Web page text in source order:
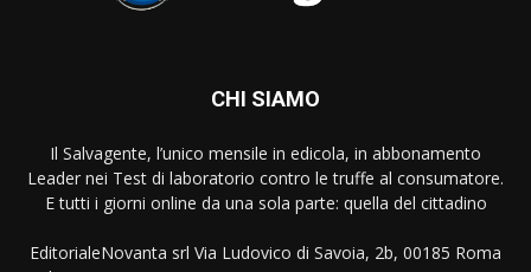
CHI SIAMO
Il Salvagente, l’unico mensile in edicola, in abbonamento
Leader nei Test di laboratorio contro le truffe al consumatore.
E tutti i giorni online da una sola parte: quella del cittadino
EditorialeNovanta srl Via Ludovico di Savoia, 2b, 00185 Roma